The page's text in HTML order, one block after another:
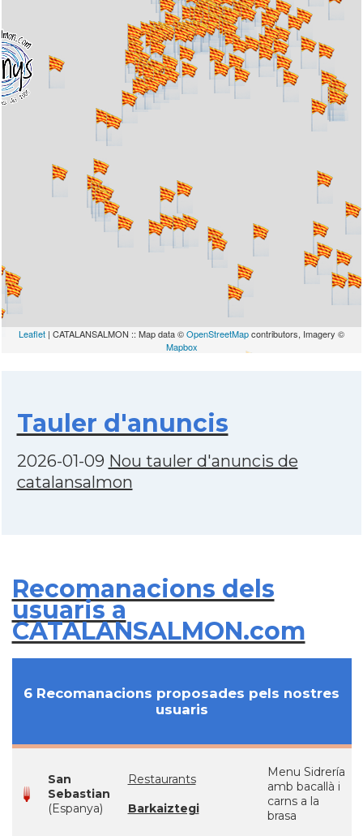
Leaflet | CATALANSALMON :: Map data ©OpenStreetMapcontributors, Imagery ©
Mapbox
Tauler d'anuncis
2026-01-09 Nou tauler d'anuncis de
catalansalmon
Recomanacions dels
usuaris a
CATALANSALMON.com
6 Recomanacions proposades pels nostres
usuaris
San
Sebastian
(Espanya)
Restaurants
Barkaiztegi
Menu Sidrería
amb bacallà i
carns a la
brasa